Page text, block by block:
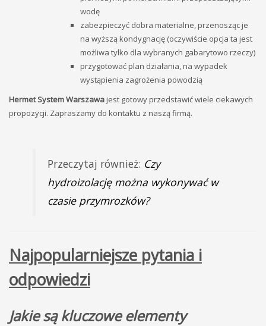
wodę
zabezpieczyć dobra materialne, przenosząc je
na wyższą kondygnację (oczywiście opcja ta jest
możliwa tylko dla wybranych gabarytowo rzeczy)
przygotować plan działania, na wypadek
wystąpienia zagrożenia powodzią
Hermet System Warszawajest gotowy przedstawić wiele ciekawych
propozycji. Zapraszamy do kontaktu z naszą firmą.
Przeczytaj również: Czy
hydroizolację można wykonywać w
czasie przymrozków?
Najpopularniejsze pytania i
odpowiedzi
Jakie są kluczowe elementy